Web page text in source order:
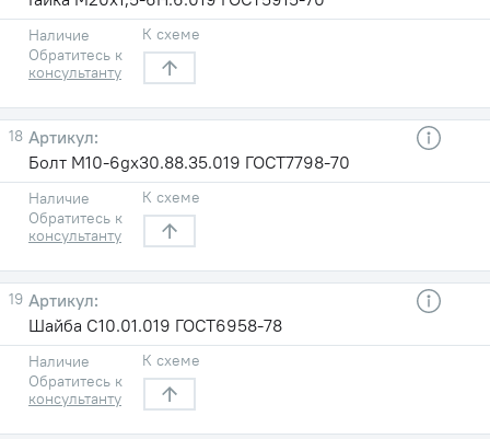
Наличие
Обратитесь к
консультанту
К схеме
18
Болт М10-6gx30.88.35.019 ГОСТ7798-70
Наличие
Обратитесь к
консультанту
К схеме
19
Шайба С10.01.019 ГОСТ6958-78
Наличие
Обратитесь к
консультанту
К схеме